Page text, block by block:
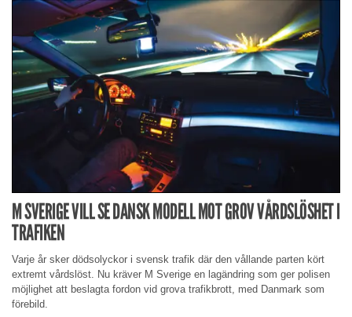
M SVERIGE VILL SE DANSK MODELL MOT GROV VÅRDSLÖSHET I
TRAFIKEN
Varje år sker dödsolyckor i svensk trafik där den vållande parten kört
extremt vårdslöst. Nu kräver M Sverige en lagändring som ger polisen
möjlighet att beslagta fordon vid grova trafikbrott, med Danmark som
förebild.